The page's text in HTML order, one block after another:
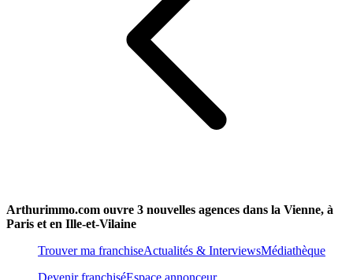
Arthurimmo.com ouvre 3 nouvelles agences dans la Vienne, à
Paris et en Ille-et-Vilaine
Trouver ma franchiseActualités & InterviewsMédiathèque
Devenir franchiséEspace annonceur